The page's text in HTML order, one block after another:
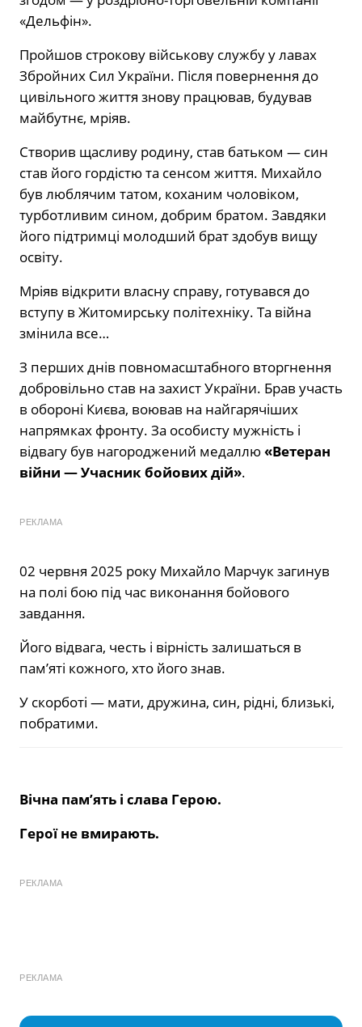
«Дельфін».
Пройшов строкову військову службу у лавах
Збройних Сил України. Після повернення до
цивільного життя знову працював, будував
майбутнє, мріяв.
Створив щасливу родину, став батьком — син
став його гордістю та сенсом життя. Михайло
був люблячим татом, коханим чоловіком,
турботливим сином, добрим братом. Завдяки
його підтримці молодший брат здобув вищу
освіту.
Мріяв відкрити власну справу, готувався до
вступу в Житомирську політехніку. Та війна
змінила все…
З перших днів повномасштабного вторгнення
добровільно став на захист України. Брав участь
в обороні Києва, воював на найгарячіших
напрямках фронту. За особисту мужність і
відвагу був нагороджений медаллю«Ветеран
війни — Учасник бойових дій».
РЕКЛАМА
02 червня 2025 року Михайло Марчук загинув
на полі бою під час виконання бойового
завдання.
Його відвага, честь і вірність залишаться в
пам’яті кожного, хто його знав.
У скорботі — мати, дружина, син, рідні, близькі,
побратими.
Вічна пам’ять і слава Герою.
Герої не вмирають.
РЕКЛАМА
РЕКЛАМА